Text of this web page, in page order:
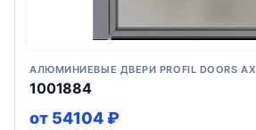
АЛЮМИНИЕВЫЕ ДВЕРИ PROFIL DOORS AX
1001884
от 54104 ₽